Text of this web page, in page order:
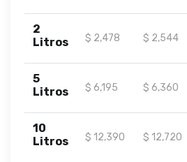
2
Litros
$ 2,478 $ 2,544
5
Litros
$ 6,195 $ 6,360
10
Litros
$ 12,390 $ 12,720